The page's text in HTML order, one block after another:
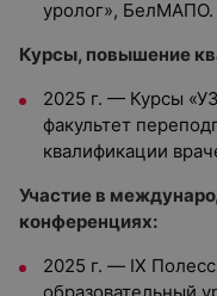
уролог», БелМАПО.
Курсы, повышение
2025 г. — Курсы
факультет
квалификации
Участие в
конференциях:
2025 г. — IX